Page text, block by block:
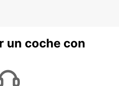
un coche con